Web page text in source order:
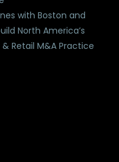
with Boston and
North America’s
Retail M&A Practice